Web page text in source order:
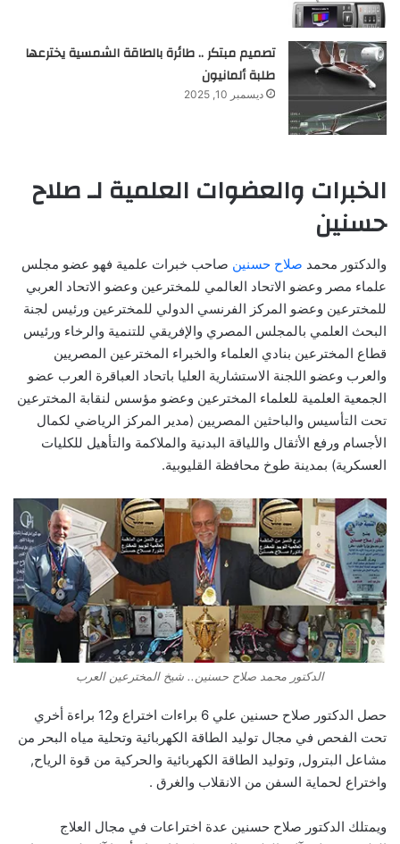
تصميم مبتكر .. طائرة بالطاقة الشمسية يخترعها
طلبة ألمانيون
ديسمبر 10, 2025
الخبرات والعضوات العلمية لـ صلاح
حسنين
والدكتور محمد صلاح حسنين صاحب خبرات علمية فهو عضو مجلس
علماء مصر وعضو الاتحاد العالمي للمخترعين وعضو الاتحاد العربي
للمخترعين وعضو المركز الفرنسي الدولي للمخترعين ورئيس لجنة
البحث العلمي بالمجلس المصري والإفريقي للتنمية والرخاء ورئيس
قطاع المخترعين بنادي العلماء والخبراء المخترعين المصريين
والعرب وعضو اللجنة الاستشارية العليا باتحاد العباقرة العرب عضو
الجمعية العلمية للعلماء المخترعين وعضو مؤسس لنقابة المخترعين
تحت التأسيس والباحثين المصريين (مدير المركز الرياضي لكمال
الأجسام ورفع الأثقال واللياقة البدنية والملاكمة والتأهيل للكليات
العسكرية) بمدينة طوخ محافظة القليوبية.
الدكتور محمد صلاح حسنين.. شيخ المخترعين العرب
حصل الدكتور صلاح حسنين علي 6 براءات اختراع و12 براءة أخري
تحت الفحص في مجال توليد الطاقة الكهربائية وتحلية مياه البحر من
مشاعل البترول, وتوليد الطاقة الكهربائية والحركية من قوة الرياح,
واختراع لحماية السفن من الانقلاب والغرق .
ويمتلك الدكتور صلاح حسنين عدة اختراعات في مجال العلاج